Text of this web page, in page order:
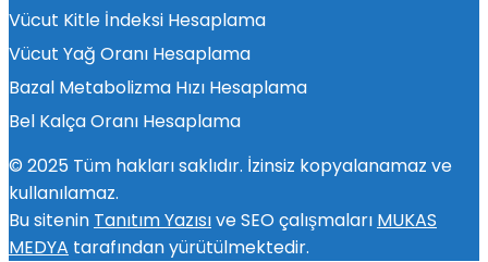
Vücut Kitle İndeksi Hesaplama
Vücut Yağ Oranı Hesaplama
Bazal Metabolizma Hızı Hesaplama
Bel Kalça Oranı Hesaplama
© 2025 Tüm hakları saklıdır. İzinsiz kopyalanamaz ve
kullanılamaz.
Bu sitenin Tanıtım Yazısıve SEO çalışmaları MUKAS
MEDYA tarafından yürütülmektedir.